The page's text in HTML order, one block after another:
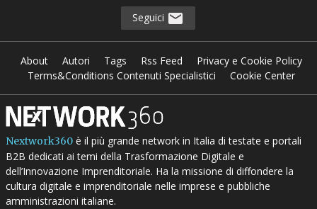
Seguici
About Autori Tags Rss Feed
Privacy e Cookie Policy
Terms&Conditions Contenuti Specialistici
Cookie Center
Nextwork360è il più grande network in Italia di testate e portali
B2B dedicati ai temi della Trasformazione Digitale e
dell’Innovazione Imprenditoriale. Ha la missione di diffondere la
cultura digitale e imprenditoriale nelle imprese e pubbliche
amministrazioni italiane.